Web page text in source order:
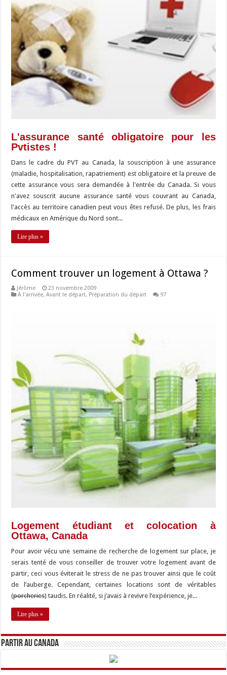
L'assurance santé obligatoire pour les
Pvtistes !
Dans le cadre du PVT au Canada, la souscription à une assurance
(maladie, hospitalisation, rapatriement) est obligatoire et la preuve de
cette assurance vous sera demandée à l'entrée du Canada. Si vous
n'avez souscrit aucune assurance santé vous couvrant au Canada,
l'accès au territoire canadien peut vous êtes refusé. De plus, les frais
médicaux en Amérique du Nord sont...
Lire plus »
Comment trouver un logement à Ottawa ?
Jérôme
23 novembre 2009
À l'arrivée,Avant le départ, Préparation du départ 97
Logement étudiant et colocation à
Ottawa, Canada
Pour avoir vécu une semaine de recherche de logement sur place, je
serais tenté de vous conseiller de trouver votre logement avant de
partir, ceci vous éviterait le stress de ne pas trouver ainsi que le coût
de l’auberge. Cependant, certaines locations sont de véritables
(porcheries) taudis. En réalité, si j’avais à revivre l’expérience, je...
Lire plus »
Partir au Canada